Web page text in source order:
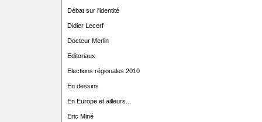
Débat sur l'identité
Didier Lecerf
Docteur Merlin
Editoriaux
Elections régionales 2010
En dessins
En Europe et ailleurs...
Eric Miné